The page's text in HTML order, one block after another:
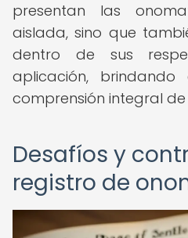
presentan las
aislada, sino que
dentro de sus
aplicación,
comprensión integral
Desafíos y
registro de